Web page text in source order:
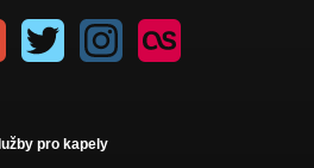
pro kapely